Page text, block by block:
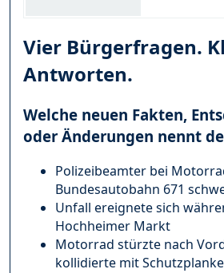
Vier Bürgerfragen.
Antworten.
Welche neuen Fakten,
oder Änderungen nennt
Polizeibeamter bei
Bundesautobahn 671
Unfall ereignete sich
Hochheimer Markt
Motorrad stürzte nach
kollidierte mit Schutzplanke